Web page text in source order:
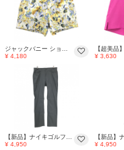
ジャックバニー ショートパンツ 白×イエロー 花柄 ストレッチ レディース 1(M) ゴルフウェア Jack Bunny
¥ 4,180
¥ 3,630
【新品】ナイキゴルフ パンツ グレー ストライプ地模様 DRI-FIT メンズ L ゴルフウェア NIKE
¥ 4,950
¥ 4,950